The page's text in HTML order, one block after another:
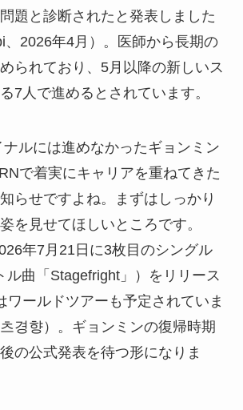
題と診断されたと発表しました
、2026年4月）。医師から長期の
られており、5月以降の新しいス
7人で進めるとされています。
ルには進めなかったギョンミン
で着実にキャリアを重ねてきた
らせですよね。まずはしっかり
を見せてほしいところです。
年7月21日に3枚目のシングル
ル曲「Stagefright」）をリリース
ワールドツアーも予定されていま
경향）。ギョンミンの復帰時期
の公式発表を待つ形になりま